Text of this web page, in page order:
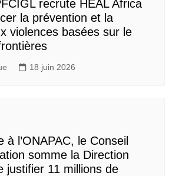
recrute HEAL Africa
la prévention et la
violences basées sur le
18 juin 2026
à l’ONAPAC, le Conseil
somme la Direction
justifier 11 millions de